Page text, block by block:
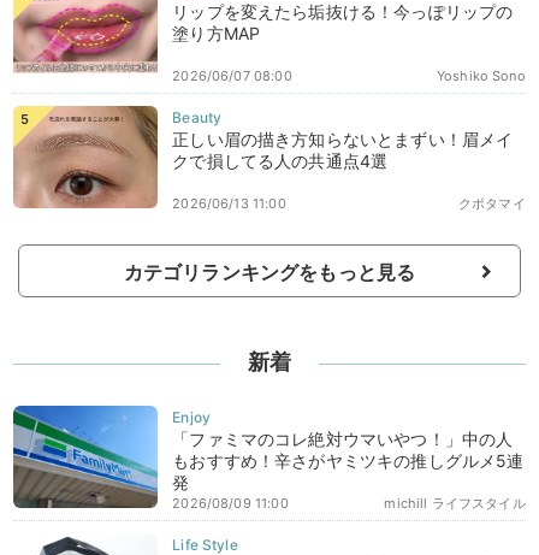
リップを変えたら垢抜ける！今っぽリップの
塗り方MAP
Yoshiko Sono
2026/06/07 08:00
正しい眉の描き方知らないとまずい！眉メイ
クで損してる人の共通点4選
クボタマイ
2026/06/13 11:00
カテゴリランキングをもっと見る
新着
「ファミマのコレ絶対ウマいやつ！」中の人
もおすすめ！辛さがヤミツキの推しグルメ5連
発
michill ライフスタイル
2026/08/09 11:00